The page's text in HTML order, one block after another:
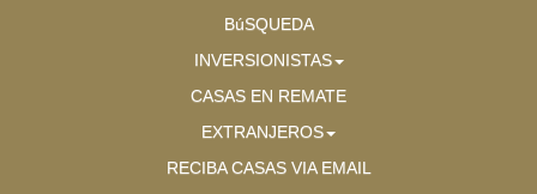
BúSQUEDA
INVERSIONISTAS
CASAS EN REMATE
EXTRANJEROS
RECIBA CASAS VIA EMAIL